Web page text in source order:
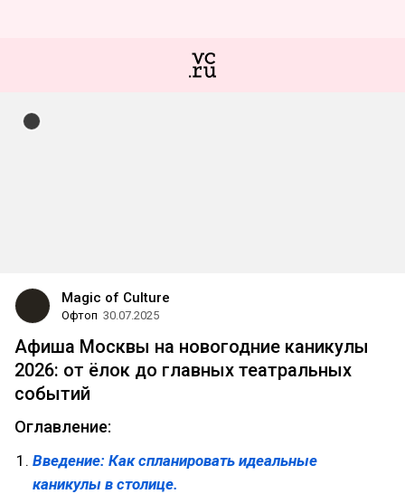
Magic of Culture
Офтоп 30.07.2025
Афиша Москвы на новогодние каникулы
2026: от ёлок до главных театральных
событий
Оглавление:
Введение: Как спланировать идеальные
каникулы в столице.